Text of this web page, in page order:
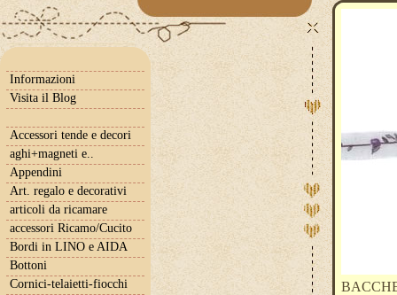
Informazioni
Visita il Blog
Accessori tende e decori
aghi+magneti e..
Appendini
Art. regalo e decorativi
articoli da ricamare
accessori Ricamo/Cucito
Bordi in LINO e AIDA
Bottoni
Cornici-telaietti-fiocchi